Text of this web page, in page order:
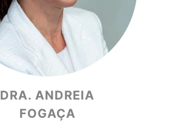
DRA. ANDREIA
FOGAÇA